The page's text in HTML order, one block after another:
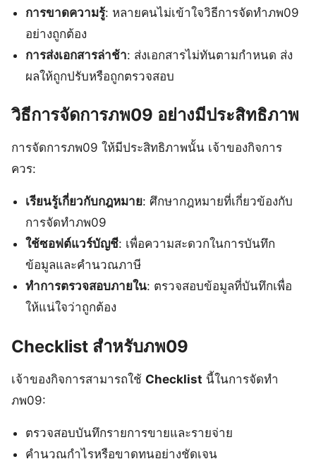
การขาดความรู้: หลายคนไม่เข้าใจวิธีการจัดทำภพ09
อย่างถูกต้อง
การส่งเอกสารล่าช้า: ส่งเอกสารไม่ทันตามกำหนด ส่ง
ผลให้ถูกปรับหรือถูกตรวจสอบ
วิธีการจัดการภพ09 อย่างมีประสิทธิภาพ
การจัดการภพ09 ให้มีประสิทธิภาพนั้น เจ้าของกิจการ
ควร:
เรียนรู้เกี่ยวกับกฎหมาย: ศึกษากฎหมายที่เกี่ยวข้องกับ
การจัดทำภพ09
ใช้ซอฟต์แวร์บัญชี: เพื่อความสะดวกในการบันทึก
ข้อมูลและคำนวณภาษี
ทำการตรวจสอบภายใน: ตรวจสอบข้อมูลที่บันทึกเพื่อ
ให้แน่ใจว่าถูกต้อง
Checklist สำหรับภพ09
เจ้าของกิจการสามารถใช้ Checklist นี้ในการจัดทำ
ภพ09:
ตรวจสอบบันทึกรายการขายและรายจ่าย
คำนวณกำไรหรือขาดทุนอย่างชัดเจน